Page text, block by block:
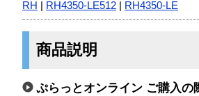
RH RH4350-LE512 RH4350-LE
商品説明
ぷらっとオンライン ご購入の